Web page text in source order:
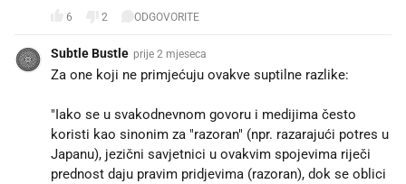
6 2 ODGOVORITE
Subtle Bustle prije 2 mjeseca
Za one koji ne primjećuju ovakve suptilne razlike:
"​Iako se u svakodnevnom govoru i medijima često
koristi kao sinonim za "razoran" (npr. razarajući potres u
Japanu), jezični savjetnici u ovakvim spojevima riječi
prednost daju pravim pridjevima (razoran), dok se oblici